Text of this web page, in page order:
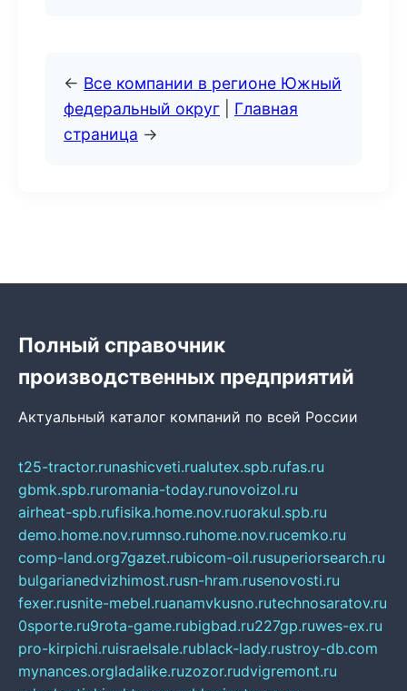
← Все компании в регионе Южный
федеральный округ
Главная
страница →
Полный справочник
производственных предприятий
Актуальный каталог компаний по всей России
t25-tractor.runashicveti.rualutex.spb.rufas.ru
gbmk.spb.ruromania-today.runovoizol.ru
airheat-spb.rufisika.home.nov.ruorakul.spb.ru
demo.home.nov.rumnso.ruhome.nov.rucemko.ru
comp-land.org7gazet.rubicom-oil.rusuperiorsearch.ru
bulgarianedvizhimost.rusn-hram.rusenovosti.ru
fexer.rusnite-mebel.ruanamvkusno.rutechnosaratov.ru
0sporte.ru9rota-game.rubigbad.ru227gp.ruwes-ex.ru
pro-kirpichi.ruisraelsale.rublack-lady.rustroy-db.com
mynances.orgladalike.ruzozor.rudvigremont.ru